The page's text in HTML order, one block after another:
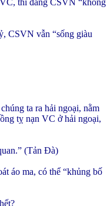
thì đảng CSVN “không
CSVN vẫn “sống giàu
ta ra hải ngoại, nằm
tỵ nạn VC ở hải ngoại,
(Tản Đà)
áo ma, có thể “khủng bố